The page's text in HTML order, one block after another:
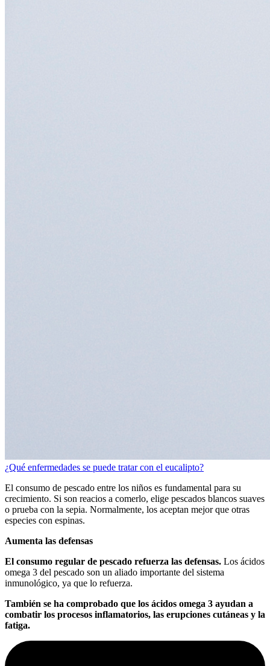
¿Qué enfermedades se puede tratar con el eucalipto?
El consumo de pescado entre los niños es fundamental para su
crecimiento. Si son reacios a comerlo, elige pescados blancos suaves
o prueba con la sepia. Normalmente, los aceptan mejor que otras
especies con espinas.
Aumenta las defensas
El consumo regular de pescado refuerza las defensas. Los ácidos
omega 3 del pescado son un aliado importante del sistema
inmunológico, ya que lo refuerza.
También se ha comprobado que los ácidos omega 3 ayudan a
combatir los procesos inflamatorios, las erupciones cutáneas y la
fatiga.